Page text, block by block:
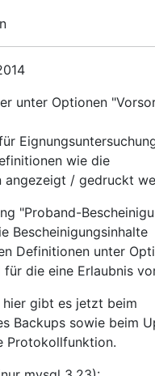
unter Optionen
wie die
angezeigt / gedruckt
"Proband-
Bescheinigungsinhalte
Definitionen unter
für die eine Erlaubnis
gibt es jetzt beim
Backups sowie beim
Protokollfunktion.